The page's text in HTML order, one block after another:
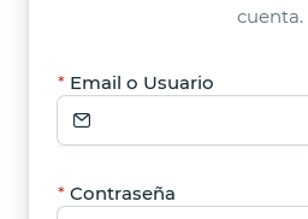
cuenta.
Email o Usuario
Contraseña